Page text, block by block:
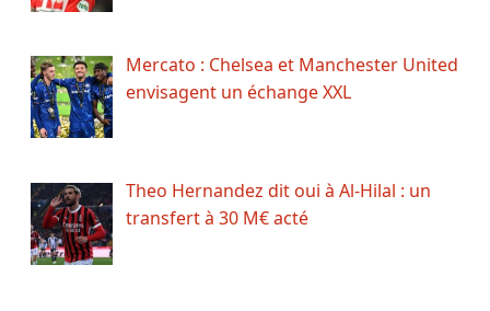
Mercato : Chelsea et Manchester United
envisagent un échange XXL
Theo Hernandez dit oui à Al-Hilal : un
transfert à 30 M€ acté